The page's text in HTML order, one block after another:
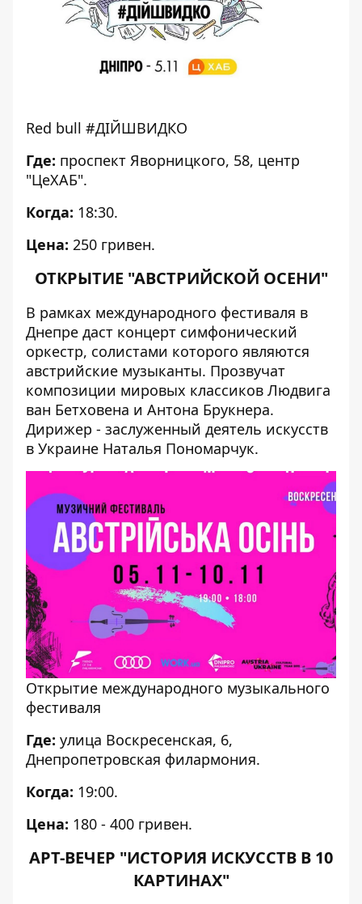
Red bull #ДІЙШВИДКО
Где: проспект Яворницкого, 58, центр
"ЦеХАБ".
Когда: 18:30.
Цена: 250 гривен.
ОТКРЫТИЕ "АВСТРИЙСКОЙ ОСЕНИ"
В рамках международного фестиваля в
Днепре даст концерт симфонический
оркестр, солистами которого являются
австрийские музыканты. Прозвучат
композиции мировых классиков Людвига
ван Бетховена и Антона Брукнера.
Дирижер - заслуженный деятель искусств
в Украине Наталья Пономарчук.
Открытие международного музыкального
фестиваля
Где: улица Воскресенская, 6,
Днепропетровская филармония.
Когда: 19:00.
Цена: 180 - 400 гривен.
АРТ-ВЕЧЕР "ИСТОРИЯ ИСКУССТВ В 10
КАРТИНАХ"